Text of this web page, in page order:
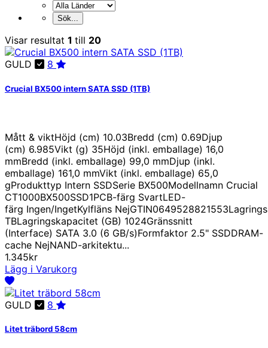
Visar resultat 1 till 20
GULD
8
Crucial BX500 intern SATA SSD (1TB)
Mått & viktHöjd (cm) 10.03Bredd (cm) 0.69Djup
(cm) 6.985Vikt (g) 35Höjd (inkl. emballage) 16,0
mmBredd (inkl. emballage) 99,0 mmDjup (inkl.
emballage) 161,0 mmVikt (inkl. emballage) 65,0
gProdukttyp Intern SSDSerie BX500Modellnamn Crucial
CT1000BX500SSD1PCB-färg SvartLED-
färg Ingen/IngetKylfläns
TBLagringskapacitet (GB) 1024Gränssnitt
(Interface) SATA 3.0 (6 GB/s)Formfaktor 2.5" SSDDRAM-
cache NejNAND-arkitektu...
1.345kr
Lägg i Varukorg
GULD 8
Litet träbord 58cm